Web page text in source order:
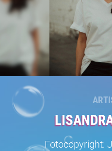
Fotocopyright: